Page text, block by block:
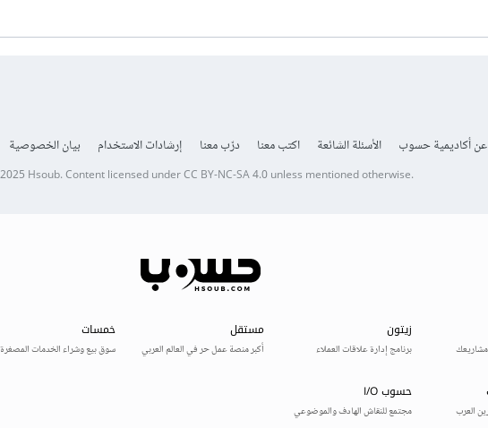
عن أكاديمية حسوب الأسئلة الشائعة اكتب معنا درّب معنا إرشادات الاستخدام بيان الخصوصية
Hsoub.Content licensed underCC BY-NC-SA 4.0unless mentioned otherwise.